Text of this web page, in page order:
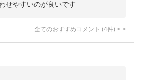
せやすいのが良いです
全てのおすすめコメント (4件) >